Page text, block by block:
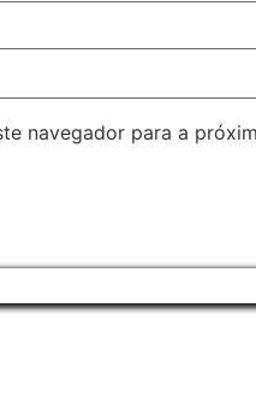
navegador para a